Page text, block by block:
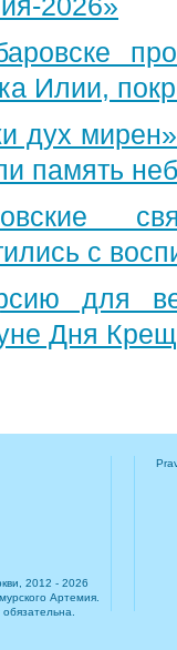
Илии,
дух
память
с
для
Дня
2012 - 2026
Артемия.